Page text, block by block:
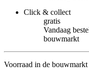
Click & collect
gratis
Vandaag
bouwmarkt
Voorraad in de bouwmarkt